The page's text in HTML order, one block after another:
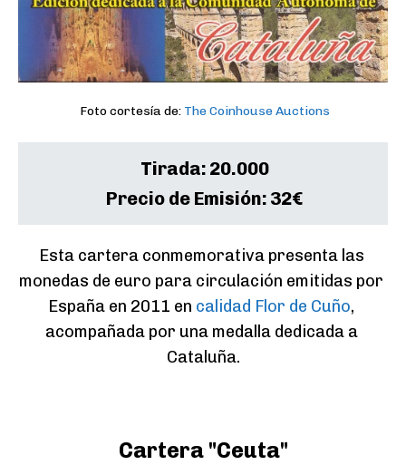
Foto cortesía de: The Coinhouse Auctions
Tirada: 20.000
Precio de Emisión: 32€
Esta cartera conmemorativa presenta las
monedas de euro para circulación emitidas por
España en 2011 en calidad Flor de Cuño,
acompañada por una medalla dedicada a
Cataluña.
Cartera "Ceuta"